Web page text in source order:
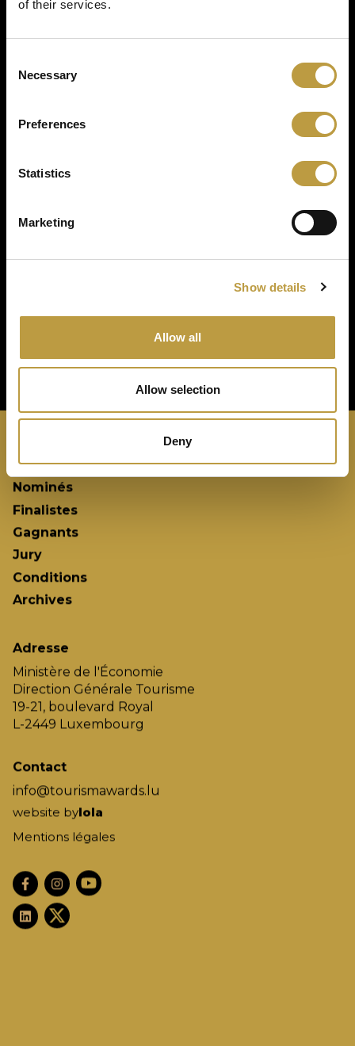
of their services.
Selection
Necessary
Preferences
Statistics
Marketing
Show details
Allow all
Allow selection
Deny
Salami, Sardellen (Anchovis) und Knoblauch die
Cérémonie
Nominés
Finalistes
Gagnants
Jury
Conditions
Archives
Adresse
Ministère de l'Économie
Direction Générale Tourisme
19-21, boulevard Royal
L-2449 Luxembourg
Contact
info@tourismawards.lu
website bylola
Mentions légales